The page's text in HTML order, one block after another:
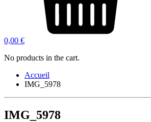
0,00 €
No products in the cart.
Accueil
IMG_5978
IMG_5978